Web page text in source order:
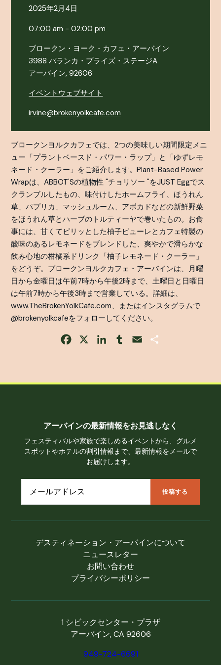
2025年2月4日
07:00 am - 02:00 pm
ブロークン・ヨーク・カフェ・アーバイン
3988 バランカ・プライズ・ステージA
アーバイン, 92606
イベントウェブサイト
irvine@brokenyolkcafe.com
ブロークンヨルクカフェでは、2つの美味しい期間限定メニ
ュー「プラントベースド・パワー・ラップ」と「ゆずレモ
ネード・クーラー」をご紹介します。Plant-Based Power
Wrapは、ABBOT'Sの植物性 "チョリソー "をJUST Eggでス
クランブルしたもの、味付けしたホームフライ、ほうれん
草、パプリカ、マッシュルーム、アボカドなどの新鮮野菜
をほうれん草とハーブのトルティーヤで巻いたもの。お食
事には、甘くてピリッとした柚子ピューレとカフェ特製の
酸味のあるレモネードをブレンドした、爽やかで滑らかな
飲み心地の柑橘系ドリンク「柚子レモネード・クーラー」
をどうぞ。ブロークンヨルクカフェ・アーバインは、月曜
日から金曜日は午前7時から午後2時まで、土曜日と日曜日
は午前7時から午後3時まで営業している。詳細は、
www.TheBrokenYolkCafe.com、またはインスタグラムで
@brokenyolkcafeをフォローしてください。
Facebook LinkedInTumblrEmail
デスティネーション・アーバインについて
ニュースレター
お問い合わせ
プライバシーポリシー
1 シビックセンター・プラザ
アーバイン, CA 92606
949-724-6691
アーバインの最新情報をお見逃しなく
フェスティバルや家族で楽しめるイベントから、グルメ
スポットやホテルの割引情報まで、最新情報をメールで
お届けします。